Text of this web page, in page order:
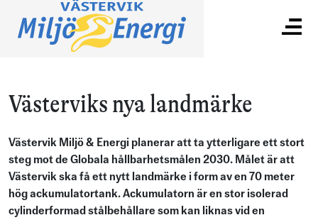
Västerviks nya landmärke
Västervik Miljö & Energi planerar att ta ytterligare ett stort
steg mot de Globala hållbarhetsmålen 2030. Målet är att
Västervik ska få ett nytt landmärke i form av en 70 meter
hög ackumulatortank. Ackumulatorn är en stor isolerad
cylinderformad stålbehållare som kan liknas vid en